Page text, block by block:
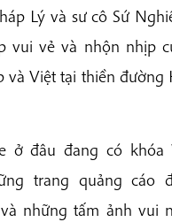
Lý và sư cô Sứ
vui vẻ và nhộn nhịp
và Việt tại thiền đường
ở đâu đang có khóa
trang quảng cáo
những tấm ảnh vui